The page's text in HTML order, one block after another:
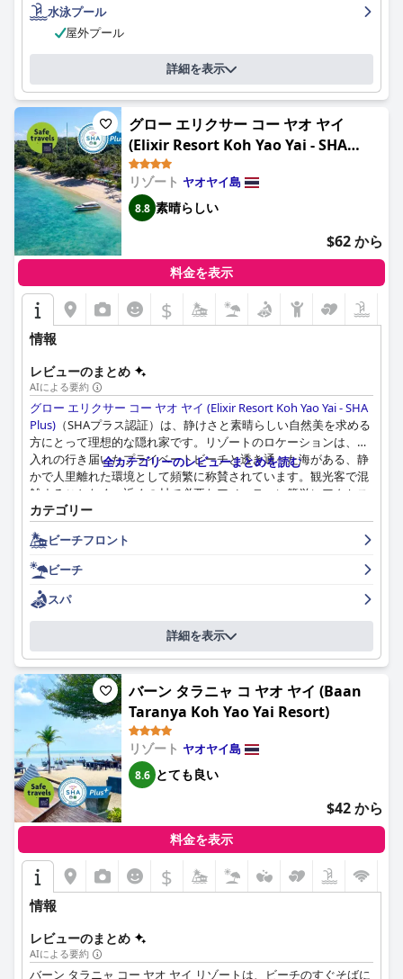
水泳プール
屋外プール
詳細を表示
グロー エリクサー コー ヤオ ヤイ
(Elixir Resort Koh Yao Yai - SHA
Plus)
リゾート ヤオヤイ島
8.8 素晴らしい
$62 から
料金を表示
$
情報
レビューのまとめ
AIによる要約
グロー エリクサー コー ヤオ ヤイ (Elixir Resort Koh Yao Yai - SHA
Plus) （SHAプラス認証）は、静けさと素晴らしい自然美を求める
方にとって理想的な隠れ家です。リゾートのロケーションは、手
入れの行き届いたプライベートビーチと透き通った海がある、静
かで人里離れた環境として頻繁に称賛されています。観光客で混
雑することなく、近くの村で必要なアメニティに簡単にアクセス
できる点をゲストは高く評価しています。息を呑むような景色、
広々としたプール付きヴィラ、静かな雰囲気は、ロマンチックな
休暇や家族旅行に最適です。
リゾートの朝食は、新鮮で豊富な品揃え、バラエティ豊かなフル
ーツやオーダーメイドのオムレツなどが高く評価されています。
海を眺めながらの食事は、絵のように美しい一日の始まりを演出
しますが、一部のゲストは種類の豊富さの改善の余地を指摘しま
した。それでも、高品質の料理とフレンドリーなサービスは、ほ
とんどのゲストを完全に満足させています。
リゾートでの夕食は、美味しいタイ料理の数々と素晴らしいサー
ビスが特徴です。価格が高いというコメントもありますが、料理
の質と味、そして美しい海辺での食事体験は、それだけの価値が
あります。ゲストは一様にシェフの腕前と記憶に残る食事体験を
称賛しています。
Elixir Resortの宿泊施設は、広々としていて、清潔で、快適で、ス
タイリッシュだと繰り返し表現されています。豪華なプライベー
トプールと素晴らしいオーシャンビューが体験をさらに高めま
す。一部の客室やバンガローには経年劣化の兆候が見られます
が、全体的なメンテナンスと毎日の清掃サービスにより、楽しい
滞在が保証されています。
リゾート全体の清潔さの基準は申し分なく、手入れの行き届いた
客室、公共エリア、ビーチにも及んでいます。施設は古く見える
かもしれませんが、清潔さと細部へのこだわり、新鮮な寝具やタ
オルなどが、快適で魅力的な環境に貢献しています。
全カテゴリーのレビューまとめを読む
カテゴリー
ビーチフロント
ビーチ
スパ
詳細を表示
バーン タラニャ コ ヤオ ヤイ (Baan
Taranya Koh Yao Yai Resort)
リゾート ヤオヤイ島
8.6 とても良い
$42 から
料金を表示
$
情報
レビューのまとめ
AIによる要約
バーン タラニャ コー ヤオ ヤイ リゾートは、ビーチのすぐそばに